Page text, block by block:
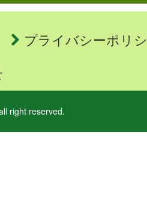
プライバシーポリ
right reserved.